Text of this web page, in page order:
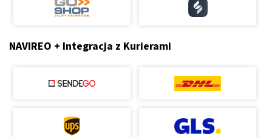
NAVIREO + Integracja z Kurierami